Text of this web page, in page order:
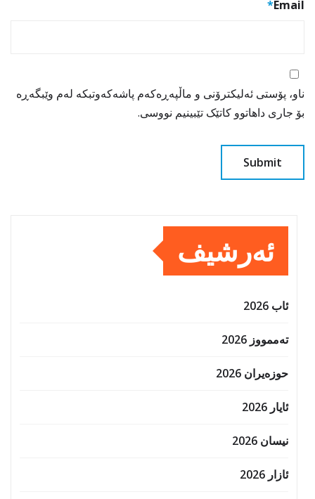
Email
*
ناو، پۆستی ئەلیکترۆنی و ماڵپەڕەکەم پاشەکەوتبکە لەم وێبگەڕە
بۆ جاری داهاتوو کاتێک تێبینیم نووسی.
ئەرشیف
ئاب 2026
تەممووز 2026
حوزه‌یران 2026
ئایار 2026
نیسان 2026
ئازار 2026